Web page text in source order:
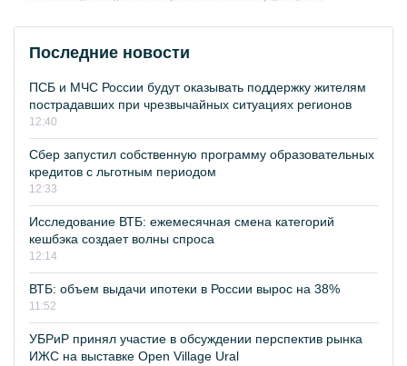
Последние новости
ПСБ и МЧС России будут оказывать поддержку жителям
пострадавших при чрезвычайных ситуациях регионов
12:40
Сбер запустил собственную программу образовательных
кредитов с льготным периодом
12:33
Исследование ВТБ: ежемесячная смена категорий
кешбэка создает волны спроса
12:14
ВТБ: объем выдачи ипотеки в России вырос на 38%
11:52
УБРиР принял участие в обсуждении перспектив рынка
ИЖС на выставке Open Village Ural